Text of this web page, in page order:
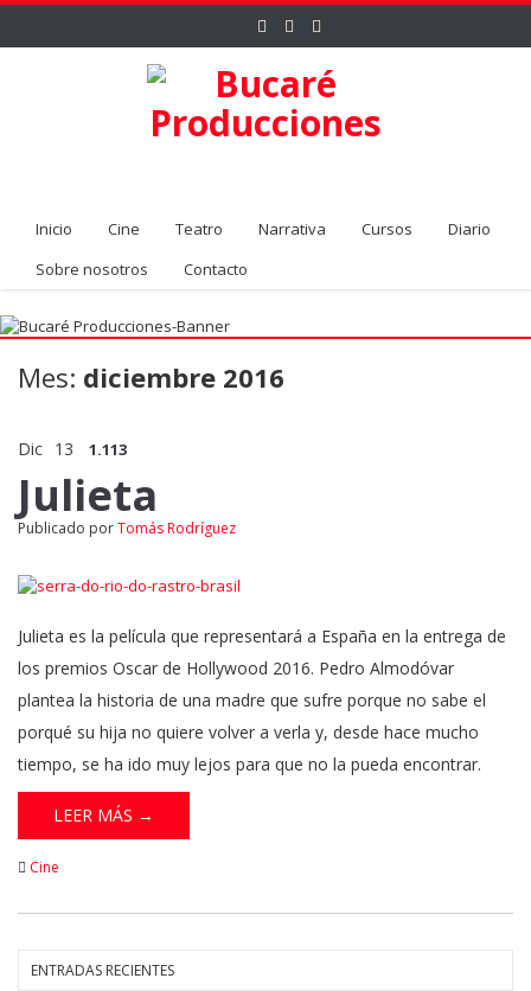
Inicio Cine Teatro Narrativa Cursos
Diario
Sobre nosotros
Contacto
Mes: diciembre 2016
Dic 13 1.113
Julieta
Publicado porTomás Rodríguez
Julieta es la película que representará a España en la entrega de
los premios Oscar de Hollywood 2016. Pedro Almodóvar
plantea la historia de una madre que sufre porque no sabe el
porqué su hija no quiere volver a verla y, desde hace mucho
tiempo, se ha ido muy lejos para que no la pueda encontrar.
LEER MÁS →
Cine
ENTRADAS RECIENTES